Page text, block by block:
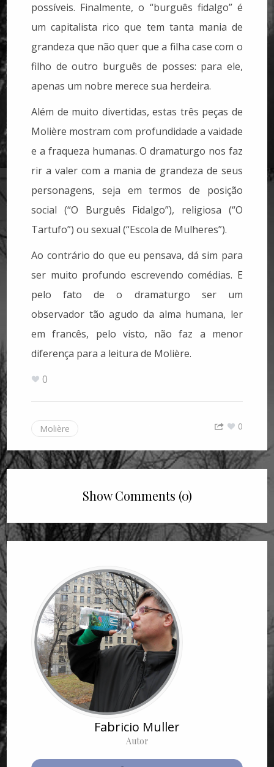
possíveis. Finalmente, o “burguês fidalgo” é
um capitalista rico que tem tanta mania de
grandeza que não quer que a filha case com o
filho de outro burguês de posses: para ele,
apenas um nobre merece sua herdeira.
Além de muito divertidas, estas três peças de
Molière mostram com profundidade a vaidade
e a fraqueza humanas. O dramaturgo nos faz
rir a valer com a mania de grandeza de seus
personagens, seja em termos de posição
social (“O Burguês Fidalgo”), religiosa (“O
Tartufo”) ou sexual (“Escola de Mulheres”).
Ao contrário do que eu pensava, dá sim para
ser muito profundo escrevendo comédias. E
pelo fato de o dramaturgo ser um
observador tão agudo da alma humana, ler
em francês, pelo visto, não faz a menor
diferença para a leitura de Molière.
0
Molière 0
Show Comments (0)
Fabricio Muller
Autor